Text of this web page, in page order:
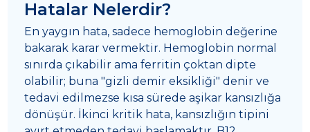
Hatalar Nelerdir?
En yaygın hata, sadece hemoglobin değerine
bakarak karar vermektir. Hemoglobin normal
sınırda çıkabilir ama ferritin çoktan dipte
olabilir; buna "gizli demir eksikliği" denir ve
tedavi edilmezse kısa sürede aşikar kansızlığa
dönüşür. İkinci kritik hata, kansızlığın tipini